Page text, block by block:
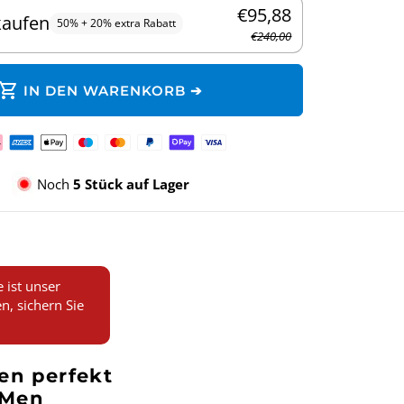
50% + 20% extra Rabatt €95,88
€240,00
IN DEN WARENKORB ➔
Noch 5 Stück auf Lager
ist unser
sichern Sie
perfekt